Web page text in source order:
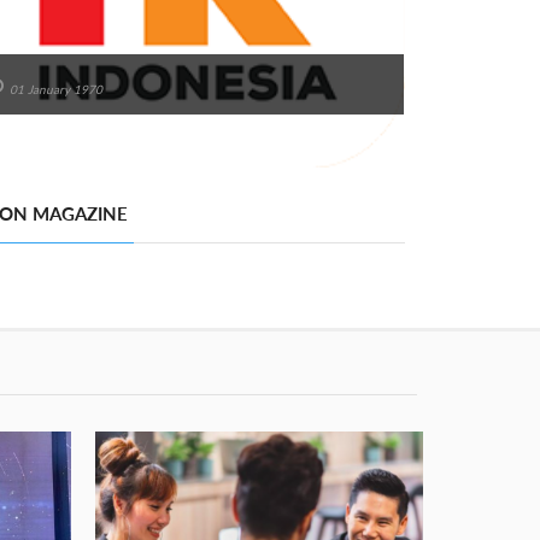
01 January 1970
MAGAZINE